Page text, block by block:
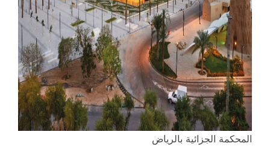
المحكمة الجزائية بالرياض